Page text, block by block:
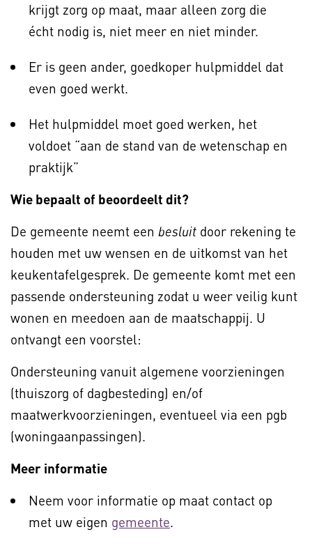
krijgt zorg op maat, maar alleen zorg die
écht nodig is, niet meer en niet minder.
Er is geen ander, goedkoper hulpmiddel dat
even goed werkt.
Het hulpmiddel moet goed werken, het
voldoet “aan de stand van de wetenschap en
praktijk”
Wie bepaalt of beoordeelt dit?
De gemeente neemt een besluit door rekening te
houden met uw wensen en de uitkomst van het
keukentafelgesprek. De gemeente komt met een
passende ondersteuning zodat u weer veilig kunt
wonen en meedoen aan de maatschappij. U
ontvangt een voorstel:
Ondersteuning vanuit algemene voorzieningen
(thuiszorg of dagbesteding) en/of
maatwerkvoorzieningen, eventueel via een pgb
(woningaanpassingen).
Meer informatie
Neem voor informatie op maat contact op
met uw eigen gemeente.